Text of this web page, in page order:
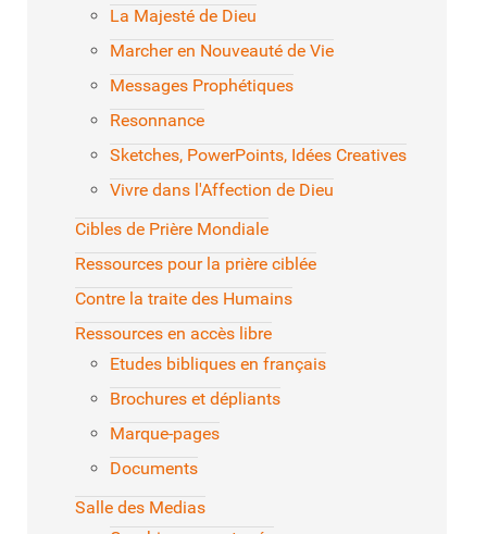
La Majesté de Dieu
Marcher en Nouveauté de Vie
Messages Prophétiques
Resonnance
Sketches, PowerPoints, Idées Creatives
Vivre dans l'Affection de Dieu
Cibles de Prière Mondiale
Ressources pour la prière ciblée
Contre la traite des Humains
Ressources en accès libre
Etudes bibliques en français
Brochures et dépliants
Marque-pages
Documents
Salle des Medias